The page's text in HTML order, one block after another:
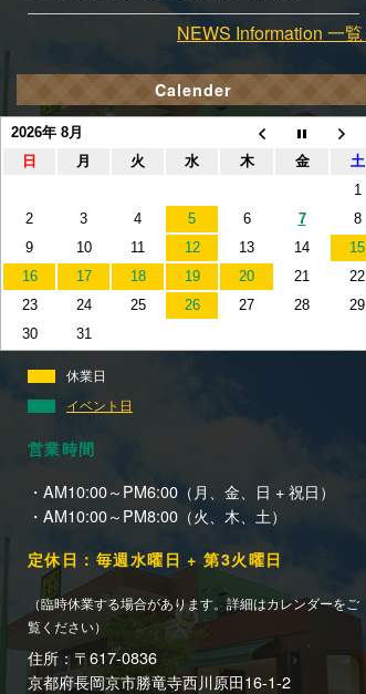
NEWS Information 一覧
Calender
2026年 8月
日
月 火 水 木 金
土
1
2
3 4 5 6 7
8
9
10 11 12 13 14
15
16
17 18 19 20 21
22
23
24 25 26 27 28
29
30
31
休業日
イベント日
営業時間
・AM10:00～PM6:00（月、金、日 + 祝日）
・AM10:00～PM8:00（火、木、土）
定休日：毎週水曜日 + 第3火曜日
（臨時休業する場合があります。詳細はカレンダーをご
覧ください）
住所：〒617-0836
京都府長岡京市勝竜寺西川原田16-1-2